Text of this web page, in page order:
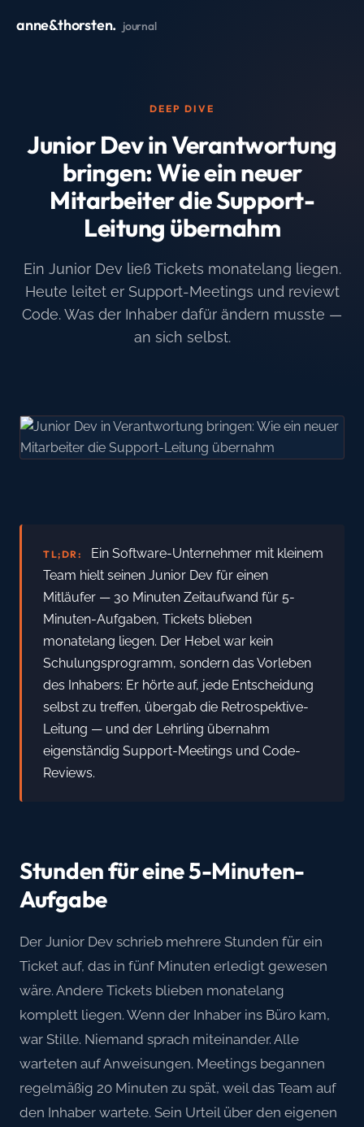
anne&thorsten. journal
DEEP DIVE
Junior Dev in Verantwortung
bringen: Wie ein neuer
Mitarbeiter die Support-
Leitung übernahm
Ein Junior Dev ließ Tickets monatelang liegen.
Heute leitet er Support-Meetings und reviewt
Code. Was der Inhaber dafür ändern musste —
an sich selbst.
TL;DR:
Ein Software-Unternehmer mit kleinem
Team hielt seinen Junior Dev für einen
Mitläufer — 30 Minuten Zeitaufwand für 5-
Minuten-Aufgaben, Tickets blieben
monatelang liegen. Der Hebel war kein
Schulungsprogramm, sondern das Vorleben
des Inhabers: Er hörte auf, jede Entscheidung
selbst zu treffen, übergab die Retrospektive-
Leitung — und der Lehrling übernahm
eigenständig Support-Meetings und Code-
Reviews.
Stunden für eine 5-Minuten-
Aufgabe
Der Junior Dev schrieb mehrere Stunden für ein
Ticket auf, das in fünf Minuten erledigt gewesen
wäre. Andere Tickets blieben monatelang
komplett liegen. Wenn der Inhaber ins Büro kam,
war Stille. Niemand sprach miteinander. Alle
warteten auf Anweisungen. Meetings begannen
regelmäßig 20 Minuten zu spät, weil das Team auf
den Inhaber wartete. Sein Urteil über den eigenen